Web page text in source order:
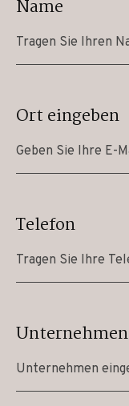
Name
Ort eingeben
Telefon
Unternehmen